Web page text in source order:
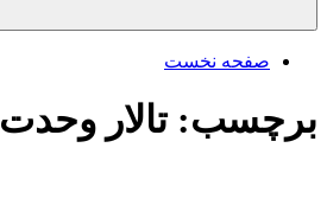
صفحه نخست
برچسب:تالار وحدت